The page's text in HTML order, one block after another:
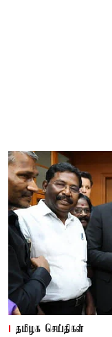
தமிழக செய்திகள்